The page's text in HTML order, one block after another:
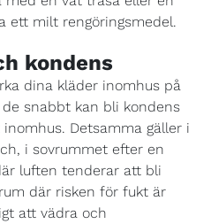
ett milt rengöringsmedel.
kondens
dina kläder inomhus på
snabbt kan bli kondens
Detsamma gäller i
i sovrummet efter en
luften tenderar att bli
där risken för fukt är
att vädra och